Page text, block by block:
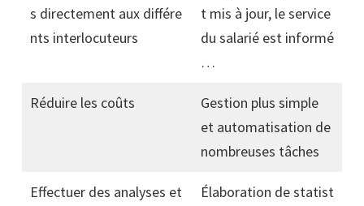
s directement aux différe
nts interlocuteurs
t mis à jour, le service
du salarié est informé
…
Réduire les coûts
Gestion plus simple
et automatisation de
nombreuses tâches
Effectuer des analyses et
Élaboration de statist